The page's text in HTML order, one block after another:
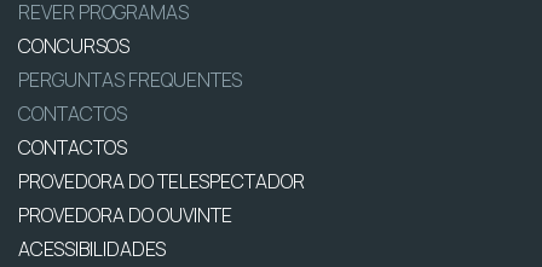
REVER PROGRAMAS
CONCURSOS
PERGUNTAS FREQUENTES
CONTACTOS
CONTACTOS
PROVEDORA DO TELESPECTADOR
PROVEDORA DO OUVINTE
ACESSIBILIDADES